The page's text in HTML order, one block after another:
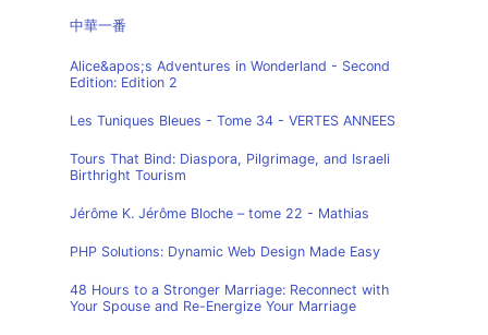
中華一番
Alice&apos;s Adventures in Wonderland - Second
Edition: Edition 2
Les Tuniques Bleues - Tome 34 - VERTES ANNEES
Tours That Bind: Diaspora, Pilgrimage, and Israeli
Birthright Tourism
Jérôme K. Jérôme Bloche – tome 22 - Mathias
PHP Solutions: Dynamic Web Design Made Easy
48 Hours to a Stronger Marriage: Reconnect with
Your Spouse and Re-Energize Your Marriage